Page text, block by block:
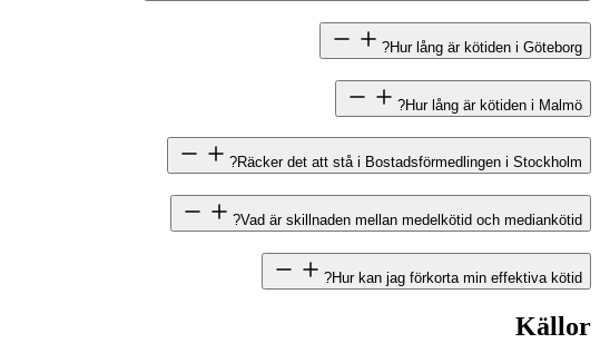
Hur lång är kötiden i Göteborg?
Hur lång är kötiden i Malmö?
Räcker det att stå i Bostadsförmedlingen i Stockholm?
Vad är skillnaden mellan medelkötid och mediankötid?
Hur kan jag förkorta min effektiva kötid?
Källor